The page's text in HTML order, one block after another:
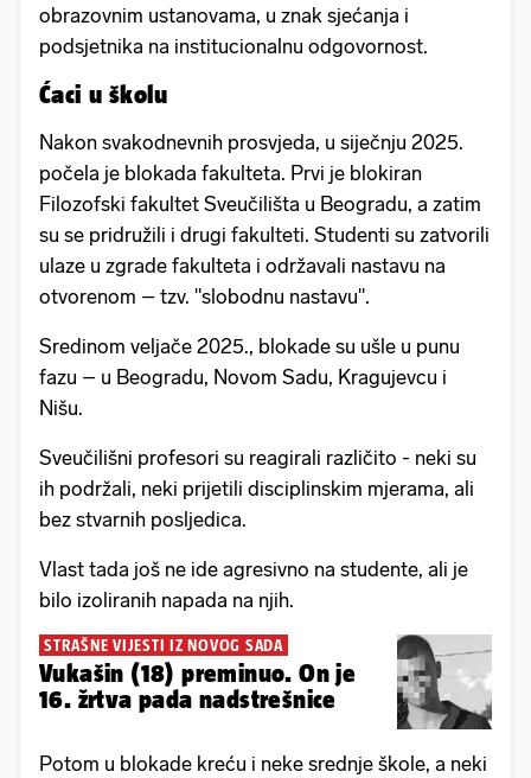
obrazovnim ustanovama, u znak sjećanja i
podsjetnika na institucionalnu odgovornost.
Ćaci u školu
Nakon svakodnevnih prosvjeda, u siječnju 2025.
počela je blokada fakulteta. Prvi je blokiran
Filozofski fakultet Sveučilišta u Beogradu, a zatim
su se pridružili i drugi fakulteti. Studenti su zatvorili
ulaze u zgrade fakulteta i održavali nastavu na
otvorenom – tzv. "slobodnu nastavu".
Sredinom veljače 2025., blokade su ušle u punu
fazu – u Beogradu, Novom Sadu, Kragujevcu i
Nišu.
Sveučilišni profesori su reagirali različito - neki su
ih podržali, neki prijetili disciplinskim mjerama, ali
bez stvarnih posljedica.
Vlast tada još ne ide agresivno na studente, ali je
bilo izoliranih napada na njih.
STRAŠNE VIJESTI IZ NOVOG SADA
Vukašin (18) preminuo. On je
16. žrtva pada nadstrešnice
Potom u blokade kreću i neke srednje škole, a neki